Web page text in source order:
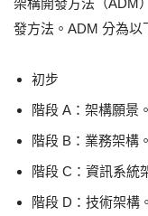
架構開發方法（ADM
發方法。ADM 分為以
初步
階段 A：架構願景。
階段 B：業務架構。
階段 C：資訊系統
階段 D：技術架構。